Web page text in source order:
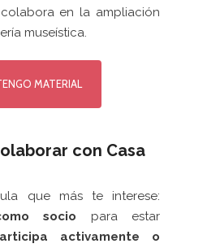
en la ampliación
museística.
MATERIAL
con Casa
que más te interese:
socio para estar
activamente o